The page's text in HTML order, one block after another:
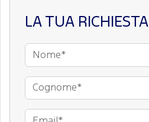
LA TUA RICHIESTA